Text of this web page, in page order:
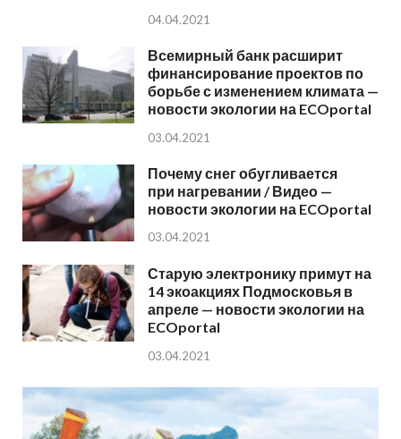
04.04.2021
Всемирный банк расширит
финансирование проектов по
борьбе с изменением климата —
новости экологии на ECOportal
03.04.2021
Почему снег обугливается
при нагревании / Видео —
новости экологии на ECOportal
03.04.2021
Старую электронику примут на
14 экоакциях Подмосковья в
апреле — новости экологии на
ECOportal
03.04.2021